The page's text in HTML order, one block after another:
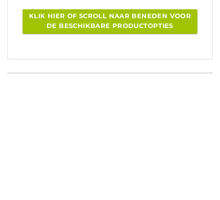
KLIK HIER OF SCROLL NAAR BENEDEN VOOR
DE BESCHIKBARE PRODUCTOPTIES